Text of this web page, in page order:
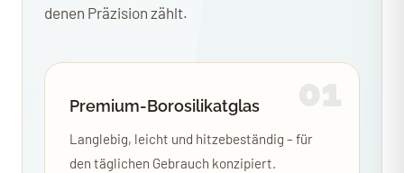
denen Präzision zählt.
01
Premium-Borosilikatglas
Langlebig, leicht und hitzebeständig – für
den täglichen Gebrauch konzipiert.